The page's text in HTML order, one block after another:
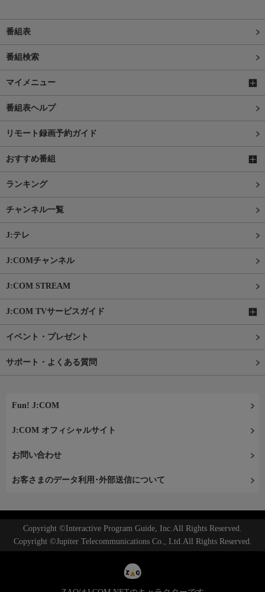
番組表
番組検索
マイメニュー
番組表ヘルプ
リモート録画予約ガイド
おすすめ番組
ランキング
チャンネル一覧
J:テレ
J:COMチャンネル
J:COM STREAM
J:COM TVサービスガイド
イベント・プレゼント
サポート・よくある質問
Fun! J:COM
J:COM オフィシャルサイト
お問い合わせ
お客さまのデータ利用･外部送信について
Copyright ©Interactive Program Guide, Inc.All Rights Reserved.
Copyright ©Jupiter Telecommunications Co., Ltd.All Rights Reserved.